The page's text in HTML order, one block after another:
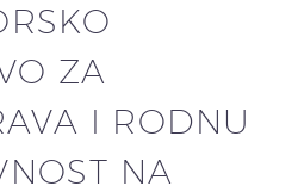
ZA
I RODNU
NA